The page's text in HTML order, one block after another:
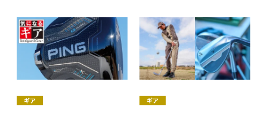
ギア ギア